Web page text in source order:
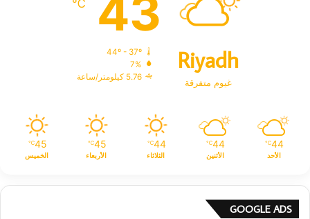
Riyadh
غيوم متفرقة
43
℃
44º - 37º
7%
5.76 كيلومتر/ساعة
44
℃
الأحد
44
℃
الأثنين
44
℃
الثلاثاء
45
℃
الأربعاء
45
℃
الخميس
GOOGLE ADS